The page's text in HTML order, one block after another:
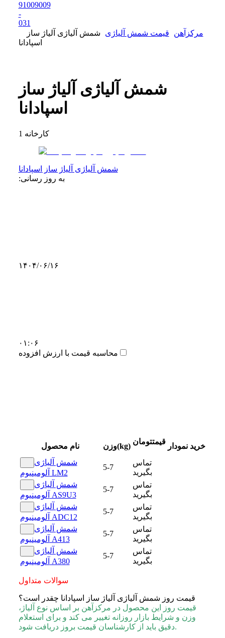
91009009
-
031
مرکزآهن
قیمت شمش آلیاژی
شمش آلیاژی آلیاژ ساز
اسپادانا
شمش آلیاژی آلیاژ ساز
اسپادانا
1 کارخانه
شمش آلیاژی آلیاژ ساز اسپادانا
به روز رسانی:
۱۴۰۴/۰۶/۱۶
۰۱:۰۶
محاسبه قیمت با ارزش افزوده
نام محصول وزن(kg)
قیمتتومان
نمودار خرید
شمش آلیاژی
آلومینیوم LM2
5-7
تماس
بگیرید
شمش آلیاژی
آلومینیوم AS9U3
5-7
تماس
بگیرید
شمش آلیاژی
آلومینیوم ADC12
5-7
تماس
بگیرید
شمش آلیاژی
آلومینیوم A413
5-7
تماس
بگیرید
شمش آلیاژی
آلومینیوم A380
5-7
تماس
بگیرید
سوالات متداول
قیمت روز شمش آلیاژی آلیاژ ساز اسپادانا چقدر است؟
قیمت روز این محصول در مرکزآهن بر اساس نوع آلیاژ،
وزن و شرایط بازار روزانه تغییر می کند و برای استعلام
دقیق باید از کارشناسان قیمت بروز دریافت شود.